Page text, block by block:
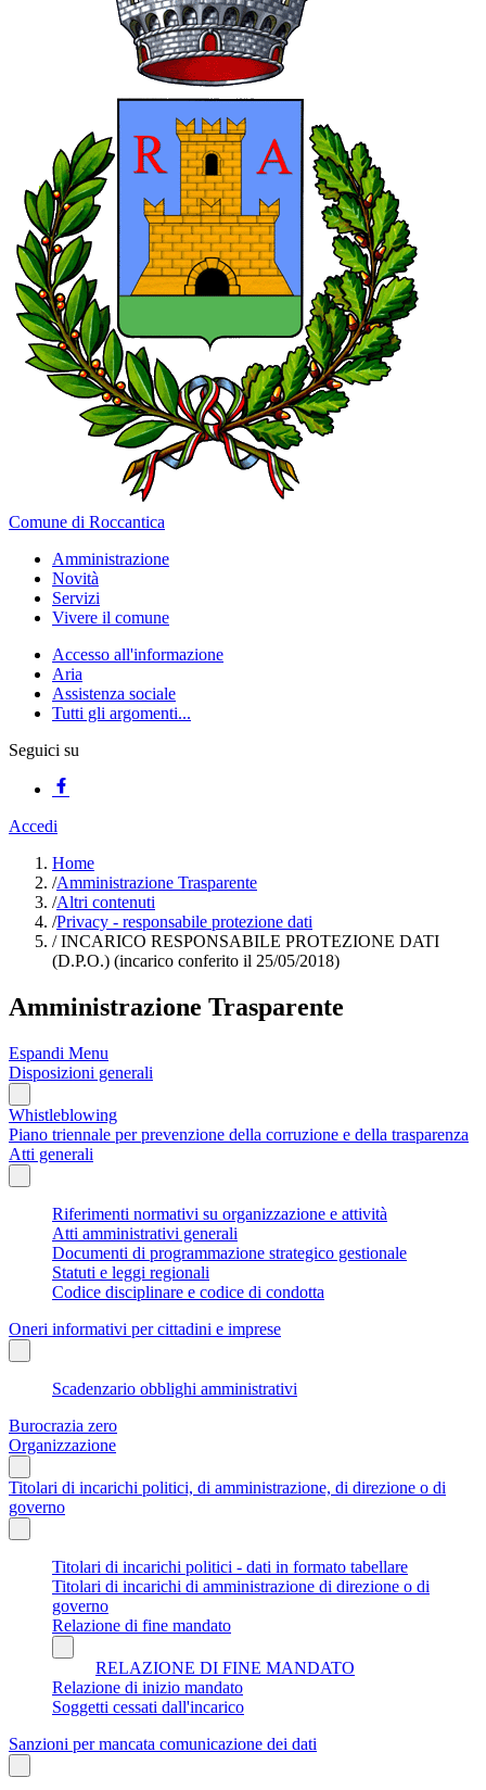
Comune di Roccantica
Amministrazione
Novità
Servizi
Vivere il comune
Accesso all'informazione
Aria
Assistenza sociale
Tutti gli argomenti...
Seguici su
Accedi
Home
/Amministrazione Trasparente
/Altri contenuti
/Privacy - responsabile protezione dati
/INCARICO RESPONSABILE PROTEZIONE DATI
(D.P.O.) (incarico conferito il 25/05/2018)
Amministrazione Trasparente
Espandi Menu
Disposizioni generali
Whistleblowing
Piano triennale per prevenzione della corruzione e della trasparenza
Atti generali
Riferimenti normativi su organizzazione e attività
Atti amministrativi generali
Documenti di programmazione strategico gestionale
Statuti e leggi regionali
Codice disciplinare e codice di condotta
Oneri informativi per cittadini e imprese
Scadenzario obblighi amministrativi
Burocrazia zero
Organizzazione
Titolari di incarichi politici, di amministrazione, di direzione o di
governo
Titolari di incarichi politici - dati in formato tabellare
Titolari di incarichi di amministrazione di direzione o di
governo
Relazione di fine mandato
RELAZIONE DI FINE MANDATO
Relazione di inizio mandato
Soggetti cessati dall'incarico
Sanzioni per mancata comunicazione dei dati